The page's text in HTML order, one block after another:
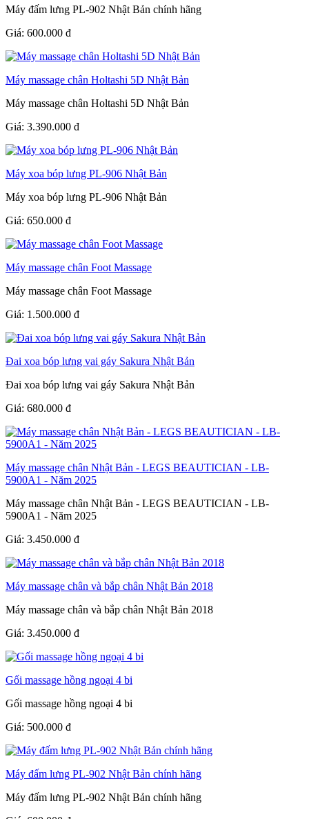
Máy đấm lưng PL-902 Nhật Bản chính hãng
Giá: 600.000 đ
Máy massage chân Holtashi 5D Nhật Bản
Máy massage chân Holtashi 5D Nhật Bản
Giá: 3.390.000 đ
Máy xoa bóp lưng PL-906 Nhật Bản
Máy xoa bóp lưng PL-906 Nhật Bản
Giá: 650.000 đ
Máy massage chân Foot Massage
Máy massage chân Foot Massage
Giá: 1.500.000 đ
Đai xoa bóp lưng vai gáy Sakura Nhật Bản
Đai xoa bóp lưng vai gáy Sakura Nhật Bản
Giá: 680.000 đ
Máy massage chân Nhật Bản - LEGS BEAUTICIAN - LB-
5900A1 - Năm 2025
Máy massage chân Nhật Bản - LEGS BEAUTICIAN - LB-
5900A1 - Năm 2025
Giá: 3.450.000 đ
Máy massage chân và bắp chân Nhật Bản 2018
Máy massage chân và bắp chân Nhật Bản 2018
Giá: 3.450.000 đ
Gối massage hồng ngoại 4 bi
Gối massage hồng ngoại 4 bi
Giá: 500.000 đ
Máy đấm lưng PL-902 Nhật Bản chính hãng
Máy đấm lưng PL-902 Nhật Bản chính hãng